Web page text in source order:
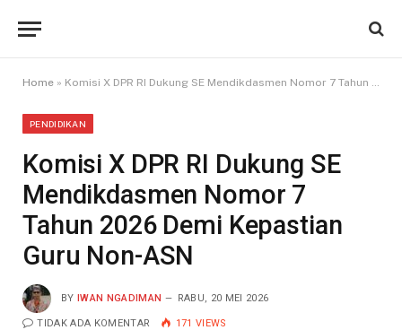
Home » Komisi X DPR RI Dukung SE Mendikdasmen Nomor 7 Tahun 2026 Demi Kepastian Guru Non-ASN
PENDIDIKAN
Komisi X DPR RI Dukung SE
Mendikdasmen Nomor 7
Tahun 2026 Demi Kepastian
Guru Non-ASN
BY IWAN NGADIMAN RABU, 20 MEI 2026
TIDAK ADA KOMENTAR 171 VIEWS